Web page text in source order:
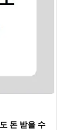
돈 받을 수